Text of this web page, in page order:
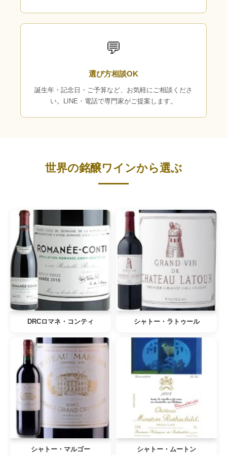
💬
選び方相談OK
誕生年・記念日・ご予算など、お気軽にご相談くださ
い。LINE・電話で専門家がご提案します。
世界の銘醸ワインから選ぶ
DRCロマネ・コンティ シャトー・ラトゥール
シャトー・マルゴー シャトー・ムートン